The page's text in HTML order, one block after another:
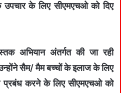
उपचार के लिए सीएमएचओ को दिए
अभियान अंतर्गत की जा रही
उन्होंने सैम/ मैम बच्चों के इलाज के लिए
प्रबंध करने के लिए सीएमएचओ को